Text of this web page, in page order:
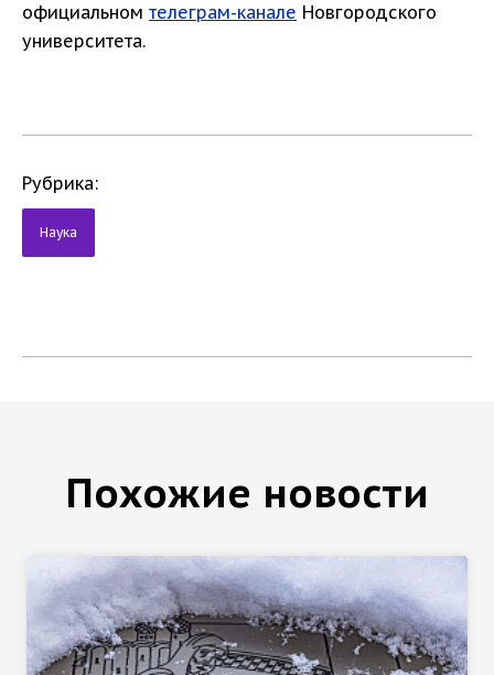
официальном телеграм-канале Новгородского
университета.
Рубрика:
Наука
Похожие новости